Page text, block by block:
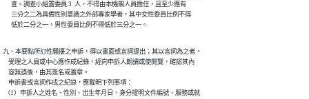
      查。調查小組置委員 3  人，不得由本機關人員擔任，且至少應有
      三分之二為具備性別意識之外部專家學者，其中女性委員比例不得
      低於二分之一，男性委員比例不得低於三分之一。
九、本要點所訂性騷擾之申訴，得以書面或言詞提出；其以言詞為之者，
    受理之人員或中心應作成紀錄，經向申訴人朗讀或使閱覽，確認其內
    容無誤後，由其簽名或蓋章。
    申訴書或言詞作成之紀錄，應載明下列事項：
（1）申訴人之姓名、性別、出生年月日、身分證明文件編號、服務或就